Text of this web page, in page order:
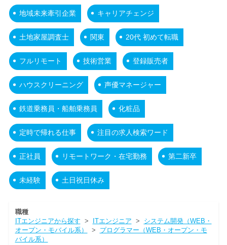
地域未来牽引企業 キャリアチェンジ
土地家屋調査士 関東 20代 初めて転職
フルリモート 技術営業 登録販売者
ハウスクリーニング 声優マネージャー
鉄道乗務員・船舶乗務員 化粧品
定時で帰れる仕事 注目の求人検索ワード
正社員 リモートワーク・在宅勤務 第二新卒
未経験 土日祝日休み
職種
ITエンジニアから探す > ITエンジニア > システム開発（WEB・
オープン・モバイル系）
> プログラマー（WEB・オープン・モ
バイル系）